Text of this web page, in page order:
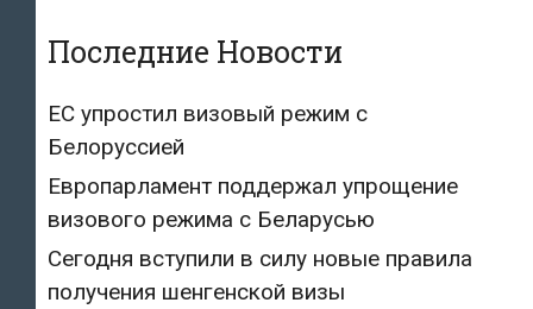
Последние Новости
ЕС упростил визовый режим с
Белоруссией
Европарламент поддержал упрощение
визового режима с Беларусью
Сегодня вступили в силу новые правила
получения шенгенской визы